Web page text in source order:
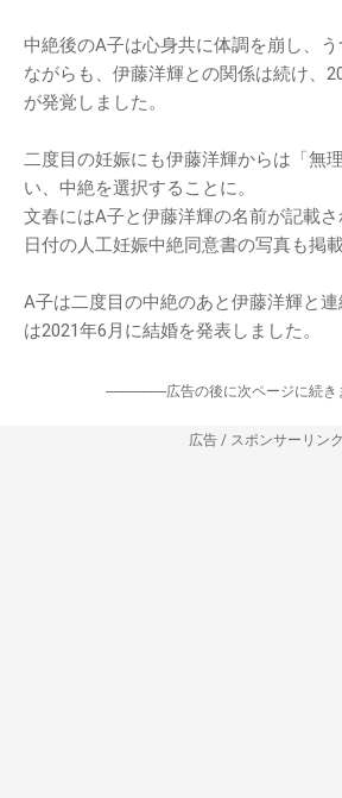
中絶後のA子は心身共に体調を崩し、う
ながらも、伊藤洋輝との関係は続け、
が発覚しました。
二度目の妊娠にも伊藤洋輝からは「無
い、中絶を選択することに。
文春にはA子と伊藤洋輝の名前が記載
日付の人工妊娠中絶同意書の写真も掲
A子は二度目の中絶のあと伊藤洋輝と
は2021年6月に結婚を発表しました。
-----------------広告の後に次ページに続き
広告 / スポンサーリンク